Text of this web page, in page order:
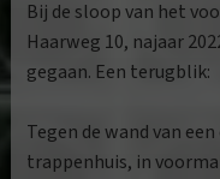
Bij de sloop van het
Haarweg 10, najaar
gegaan. Een terugblik:
Tegen de wand van
trappenhuis, in